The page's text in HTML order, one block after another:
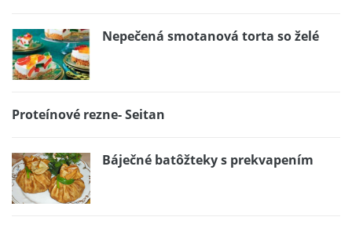
Nepečená smotanová torta so želé
Proteínové rezne- Seitan
Báječné batôžteky s prekvapením